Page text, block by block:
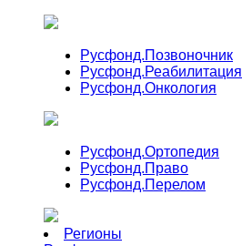
Русфонд.Позвоночник
Русфонд.Реабилитация
Русфонд.Онкология
Русфонд.Ортопедия
Русфонд.Право
Русфонд.Перелом
Регионы